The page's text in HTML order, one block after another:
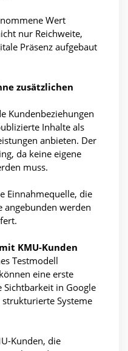
Wert
nur Reichweite,
Präsenz aufgebaut
zusätzlichen
Kundenbeziehungen
Inhalte als
anbieten. Der
da keine eigene
muss.
Einnahmequelle, die
angebunden werden
KMU-Kunden
Testmodell
eine erste
in Google
Systeme
Kunden, die